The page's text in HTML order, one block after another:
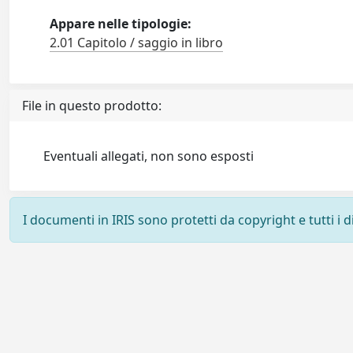
Appare nelle tipologie:
2.01 Capitolo / saggio in libro
File in questo prodotto:
Eventuali allegati, non sono esposti
I documenti in IRIS sono protetti da copyright e tutti i